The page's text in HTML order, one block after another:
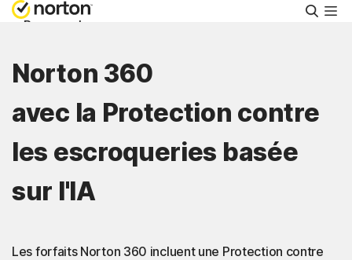
Personnel
Small Business
Support
Essayer gratuitement
Norton 360
avec la Protection contre
les escroqueries basée
sur l'IA
Les forfaits Norton 360 incluent une Protection contre